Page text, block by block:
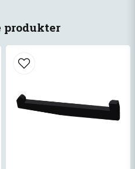
produkter
fråga